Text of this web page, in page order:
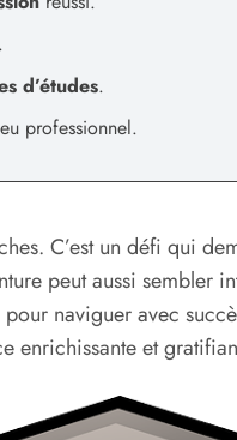
d’études.
professionnel.
C’est un défi qui
peut aussi
naviguer avec
enrichissante et